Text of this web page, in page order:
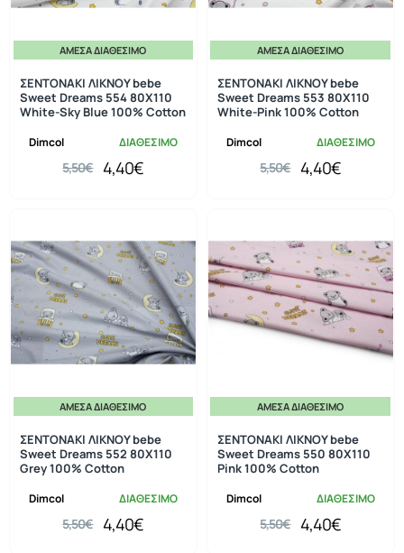
ΆΜΕΣΑ ΔΙΑΘΈΣΙΜΟ
Dimcol ΔΙΑΘΕΣΙΜΟ
ΣΕΝΤΟΝΑΚΙ ΛΙΚΝΟΥ bebe
Sweet Dreams 554 80X110
White-Sky Blue 100% Cotton
4,40€
5,50€
ΆΜΕΣΑ ΔΙΑΘΈΣΙΜΟ
Dimcol ΔΙΑΘΕΣΙΜΟ
ΣΕΝΤΟΝΑΚΙ ΛΙΚΝΟΥ bebe
Sweet Dreams 553 80X110
White-Pink 100% Cotton
4,40€
5,50€
ΆΜΕΣΑ ΔΙΑΘΈΣΙΜΟ
Dimcol ΔΙΑΘΕΣΙΜΟ
ΣΕΝΤΟΝΑΚΙ ΛΙΚΝΟΥ bebe
Sweet Dreams 552 80X110
Grey 100% Cotton
4,40€
5,50€
ΆΜΕΣΑ ΔΙΑΘΈΣΙΜΟ
Dimcol ΔΙΑΘΕΣΙΜΟ
ΣΕΝΤΟΝΑΚΙ ΛΙΚΝΟΥ bebe
Sweet Dreams 550 80X110
Pink 100% Cotton
4,40€
5,50€